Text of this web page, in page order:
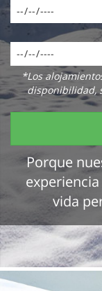
*Los
disponibilidad,
Porque
vida